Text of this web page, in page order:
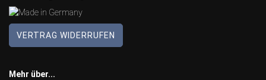
VERTRAG WIDERRUFEN
Mehr über...